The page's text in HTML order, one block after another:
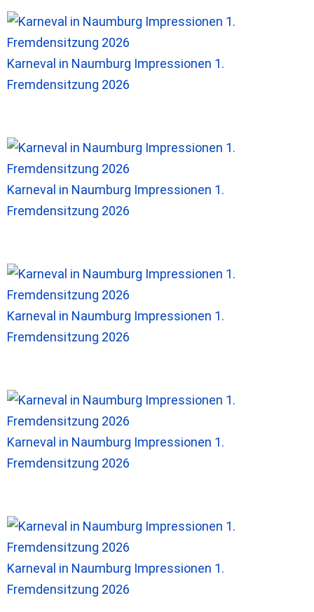
Karneval in Naumburg Impressionen 1.
Fremdensitzung 2026
Karneval in Naumburg Impressionen 1.
Fremdensitzung 2026
Karneval in Naumburg Impressionen 1.
Fremdensitzung 2026
Karneval in Naumburg Impressionen 1.
Fremdensitzung 2026
Karneval in Naumburg Impressionen 1.
Fremdensitzung 2026